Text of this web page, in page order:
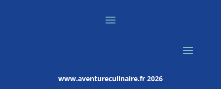
www.aventureculinaire.fr2026